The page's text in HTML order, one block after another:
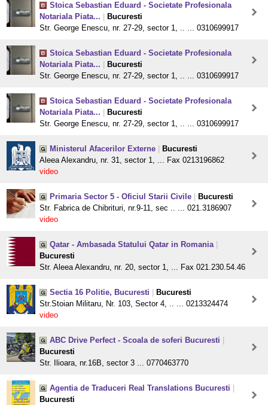
Stoica Sebastian Eduard - Societate Profesionala
Notariala Piata...
Bucuresti
Str. George Enescu, nr. 27-29, sector 1, .. ... 0310699917
Stoica Sebastian Eduard - Societate Profesionala
Notariala Piata...
Bucuresti
Str. George Enescu, nr. 27-29, sector 1, .. ... 0310699917
Stoica Sebastian Eduard - Societate Profesionala
Notariala Piata...
Bucuresti
Str. George Enescu, nr. 27-29, sector 1, .. ... 0310699917
Ministerul Afacerilor Externe
Bucuresti
Aleea Alexandru, nr. 31, sector 1, ... Fax 0213196862
video
Primaria Sector 5 - Oficiul Starii Civile
Bucuresti
Str. Fabrica de Chibrituri, nr.9-11, sec .. ... 021.3186907
video
Qatar - Ambasada Statului Qatar in Romania
Bucuresti
Str. Aleea Alexandru, nr. 20, sector 1, ... Fax 021.230.54.46
Sectia 16 Politie, Bucuresti
Bucuresti
Str.Stoian Militaru, Nr. 103, Sector 4, .. ... 0213324474
video
ABC Drive Perfect - Scoala de soferi Bucuresti
Bucuresti
Str. Ilioara, nr.16B, sector 3 ... 0770463770
Agentia de Traduceri Real Translations Bucuresti
Bucuresti